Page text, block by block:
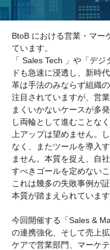
BtoB における営業・マー
ています。
「 Sales Tech 」や「デ
ドも急速に浸透し、新時
革は手法のみならず組織
注目されていますが、営
まくいかないケースが多
し両輪として進むことな
上アップは望めません。
なく、またツールを導入
ません。本質を捉え、自
すべきゴールを定めない
これは幾多の失敗事例が
本質が踏まえられています
今回開催する「Sales &
の連携強化、そして売上
ケアで営業部門、マーケ